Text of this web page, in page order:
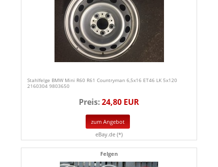
Stahlfelge BMW Mini R60 R61 Countryman 6,5x16 ET46 LK 5x120
2160304 9803650
Preis:24,80 EUR
zum Angebot
eBay.de (*)
Felgen